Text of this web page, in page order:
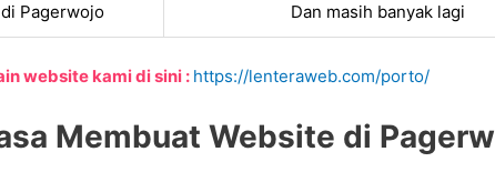
Pagerwojo Dan masih banyak lagi
website kami di sini : https://lenteraweb.com/porto/
Membuat Website di